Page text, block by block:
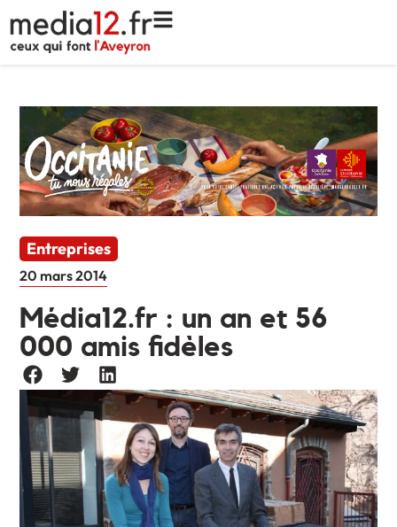
Entreprises
20 mars 2014
Média12.fr : un an et 56
000 amis fidèles